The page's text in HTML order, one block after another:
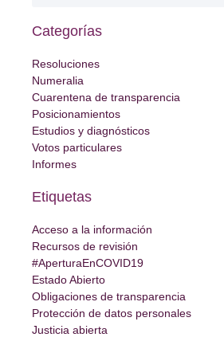
Categorías
Resoluciones
Numeralia
Cuarentena de transparencia
Posicionamientos
Estudios y diagnósticos
Votos particulares
Informes
Etiquetas
Acceso a la información
Recursos de revisión
#AperturaEnCOVID19
Estado Abierto
Obligaciones de transparencia
Protección de datos personales
Justicia abierta